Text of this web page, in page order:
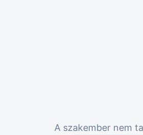
A szakember nem